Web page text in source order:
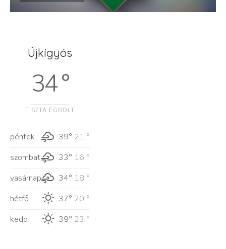
Újkígyós
34 °
TISZTA ÉGBOLT
péntek 39° 21 °
szombat
33° 16 °
vasárnap
34° 18 °
hétfő
37° 20 °
kedd
39° 23 °